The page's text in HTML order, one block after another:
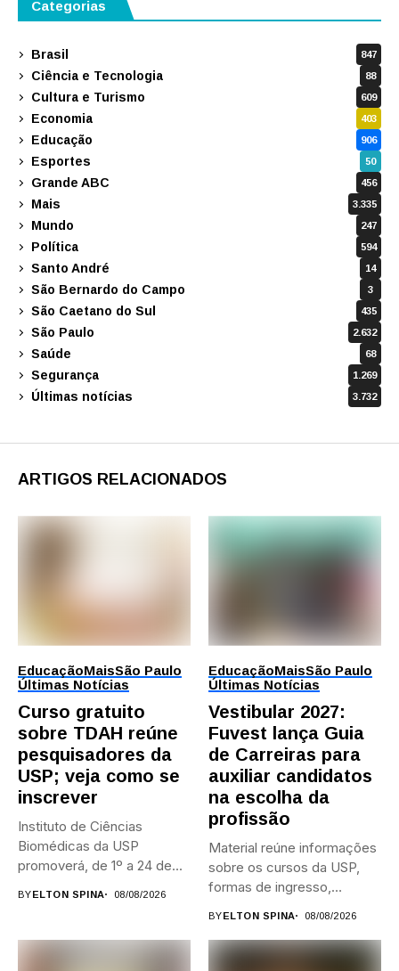
Categorias
Brasil 847
Ciência e Tecnologia 88
Cultura e Turismo 609
Economia 403
Educação 906
Esportes 50
Grande ABC 456
Mais 3.335
Mundo 247
Política 594
Santo André 14
São Bernardo do Campo 3
São Caetano do Sul 435
São Paulo 2.632
Saúde 68
Segurança 1.269
Últimas notícias 3.732
ARTIGOS RELACIONADOS
EducaçãoMaisSão Paulo
Últimas Notícias
Curso gratuito
sobre TDAH reúne
pesquisadores da
USP; veja como se
inscrever
Instituto de Ciências
Biomédicas da USP
promoverá, de 1º a 24 de...
BYELTON SPINA 08/08/2026
EducaçãoMaisSão Paulo
Últimas Notícias
Vestibular 2027:
Fuvest lança Guia
de Carreiras para
auxiliar candidatos
na escolha da
profissão
Material reúne informações
sobre os cursos da USP,
formas de ingresso,
BYELTON SPINA 08/08/2026